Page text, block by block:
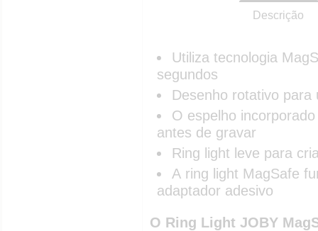
Descrição
Utiliza tecnologia
segundos
Desenho rotativo
O espelho
antes de gravar
Ring light leve para
A ring light MagSafe
adaptador adesivo
O Ring Light JOBY